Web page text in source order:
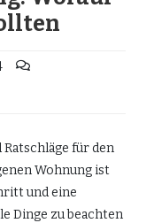
für den
Wohnung ist
und eine
Dinge zu beachten